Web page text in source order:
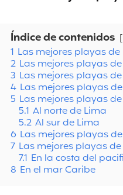
Índice de contenidos
1 Las mejores playas de
2 Las mejores playas
3 Las mejores playas
4 Las mejores playas
5 Las mejores playas
5.1 Al norte de Lima
5.2 Al sur de Lima
6 Las mejores playas
7 Las mejores playas
7.1 En la costa del
8 En el mar Caribe